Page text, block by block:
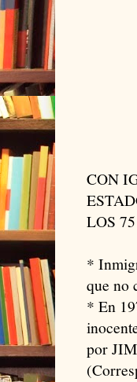
CON
LOS
*
que no
* En
por